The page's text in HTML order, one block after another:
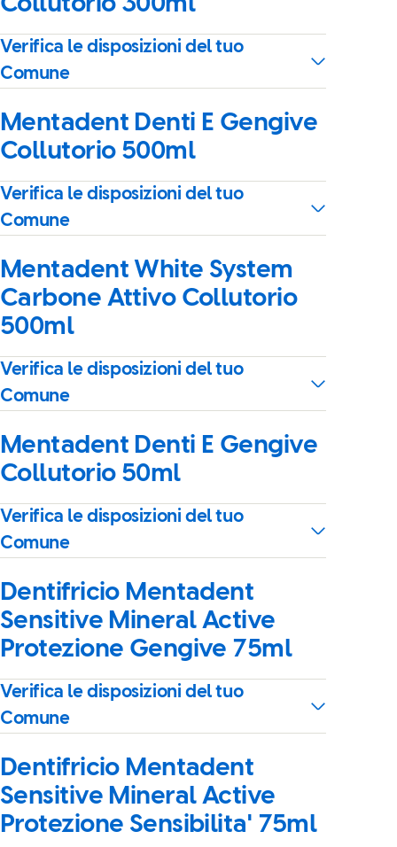
Verifica le disposizioni del tuo
Comune
Mentadent Denti E Gengive
Collutorio 500ml
Verifica le disposizioni del tuo
Comune
Mentadent White System
Carbone Attivo Collutorio
500ml
Verifica le disposizioni del tuo
Comune
Mentadent Denti E Gengive
Collutorio 50ml
Verifica le disposizioni del tuo
Comune
Dentifricio Mentadent
Sensitive Mineral Active
Protezione Gengive 75ml
Verifica le disposizioni del tuo
Comune
Dentifricio Mentadent
Sensitive Mineral Active
Protezione Sensibilita' 75ml